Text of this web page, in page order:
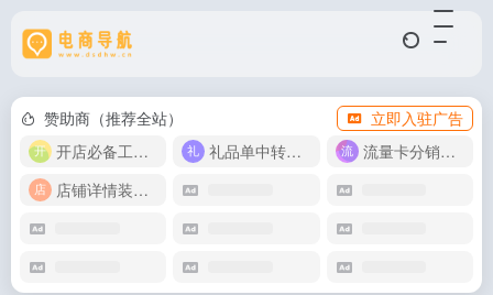
赞助商（推荐全站）
立即入驻广告
开店必备工具箱
礼品单中转同步单
流量卡分销代理
店铺详情装修模版